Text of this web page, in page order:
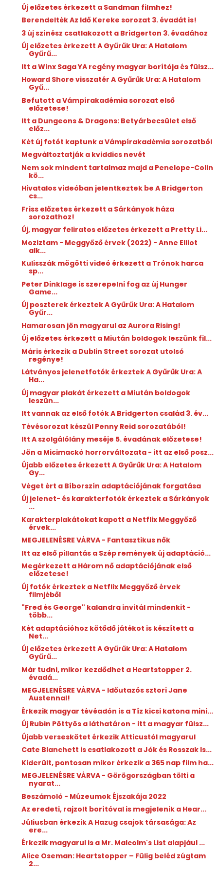
Új előzetes érkezett a Sandman filmhez!
Berendelték Az Idő Kereke sorozat 3. évadát is!
3 új színész csatlakozott a Bridgerton 3. évadához
Új előzetes érkezett A Gyűrűk Ura: A Hatalom
Gyűrű...
Itt a Winx Saga YA regény magyar borítója és fülsz...
Howard Shore visszatér A Gyűrűk Ura: A Hatalom
Gyű...
Befutott a Vámpírakadémia sorozat első
előzetese!
Itt a Dungeons & Dragons: Betyárbecsület első
előz...
Két új fotót kaptunk a Vámpírakadémia sorozatból
Megváltoztatják a kviddics nevét
Nem sok mindent tartalmaz majd a Penelope-Colin
kö...
Hivatalos videóban jelentkeztek be A Bridgerton
cs...
Friss előzetes érkezett a Sárkányok háza
sorozathoz!
Új, magyar feliratos előzetes érkezett a Pretty Li...
Moziztam - Meggyőző érvek (2022) - Anne Elliot
alk...
Kulisszák mögötti videó érkezett a Trónok harca
sp...
Peter Dinklage is szerepelni fog az új Hunger
Game...
Új poszterek érkeztek A Gyűrűk Ura: A Hatalom
Gyűr...
Hamarosan jön magyarul az Aurora Rising!
Új előzetes érkezett a Miután boldogok leszünk fil...
Máris érkezik a Dublin Street sorozat utolsó
regénye!
Látványos jelenetfotók érkeztek A Gyűrűk Ura: A
Ha...
Új magyar plakát érkezett a Miután boldogok
leszün...
Itt vannak az első fotók A Bridgerton család 3. év...
Tévésorozat készül Penny Reid sorozatából!
Itt A szolgálólány meséje 5. évadának előzetese!
Jön a Micimackó horrorváltozata - itt az első posz...
Újabb előzetes érkezett A Gyűrűk Ura: A Hatalom
Gy...
Véget ért a Bíborszín adaptációjának forgatása
Új jelenet- és karakterfotók érkeztek a Sárkányok
...
Karakterplakátokat kapott a Netflix Meggyőző
érvek...
MEGJELENÉSRE VÁRVA - Fantasztikus nők
Itt az első pillantás a Szép remények új adaptáció...
Megérkezett a Három nő adaptációjának első
előzetese!
Új fotók érkeztek a Netflix Meggyőző érvek
filmjéből
"Fred és George" kalandra invitál mindenkit -
több...
Két adaptációhoz kötődő játékot is készített a
Net...
Új előzetes érkezett A Gyűrűk Ura: A Hatalom
Gyűrű...
Már tudni, mikor kezdődhet a Heartstopper 2.
évadá...
MEGJELENÉSRE VÁRVA - Időutazós sztori Jane
Austennal!
Érkezik magyar tévéadón is a Tíz kicsi katona mini...
Új Rubin Pöttyös a láthatáron - itt a magyar fülsz...
Újabb verseskötet érkezik Atticustól magyarul
Cate Blanchett is csatlakozott a Jók és Rosszak Is...
Kiderült, pontosan mikor érkezik a 365 nap film ha...
MEGJELENÉSRE VÁRVA - Görögországban tölti a
nyarat...
Beszámoló - Múzeumok Éjszakája 2022
Az eredeti, rajzolt borítóval is megjelenik a Hear...
Júliusban érkezik A Hazug csajok társasága: Az
ere...
Érkezik magyarul is a Mr. Malcolm's List alapjául ...
Alice Oseman: Heartstopper ​– Fülig beléd zúgtam
2...